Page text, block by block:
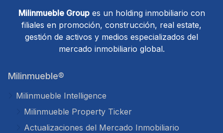
Milinmueble Groupes un holding inmobiliario con
filiales en promoción, construcción, real estate,
gestión de activos y medios especializados del
mercado inmobiliario global.
Milinmueble®
Milinmueble Intelligence
Milinmueble Property Ticker
Actualizaciones del Mercado Inmobiliario